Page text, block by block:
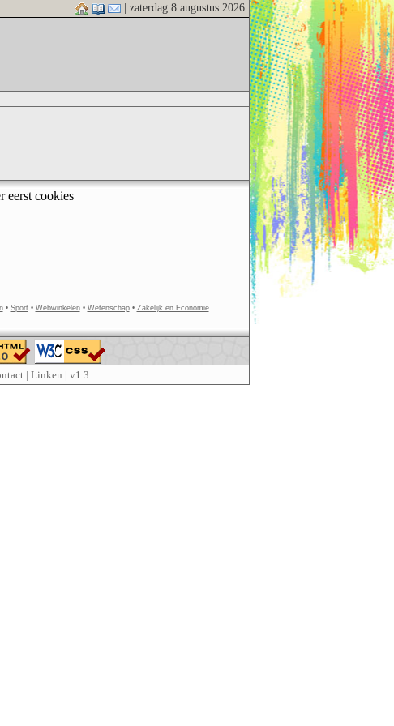
| zaterdag 8 augustus 2026
eerst cookies
• Sport• Webwinkelen• Wetenschap• Zakelijk en Economie
| Linken | v1.3